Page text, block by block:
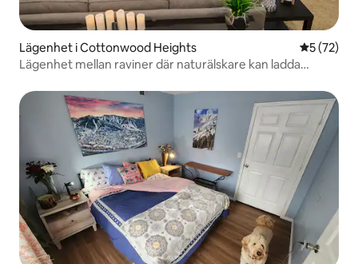
Lägenhet i Cottonwood Heights 5 av 5 i
5 (72)
Lägenhet mellan raviner där naturälskare kan ladda